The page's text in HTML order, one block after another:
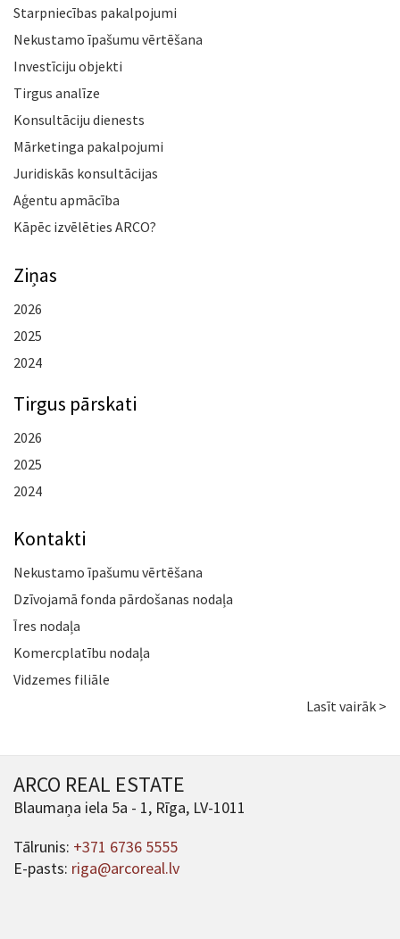
Starpniecības pakalpojumi
Nekustamo īpašumu vērtēšana
Investīciju objekti
Tirgus analīze
Konsultāciju dienests
Mārketinga pakalpojumi
Juridiskās konsultācijas
Aģentu apmācība
Kāpēc izvēlēties ARCO?
Ziņas
2026
2025
2024
Tirgus pārskati
2026
2025
2024
Kontakti
Nekustamo īpašumu vērtēšana
Dzīvojamā fonda pārdošanas nodaļa
Īres nodaļa
Komercplatību nodaļa
Vidzemes filiāle
Lasīt vairāk >
ARCO REAL ESTATE
Blaumaņa iela 5a - 1, Rīga, LV-1011
Tālrunis: +371 6736 5555
E-pasts: riga@arcoreal.lv